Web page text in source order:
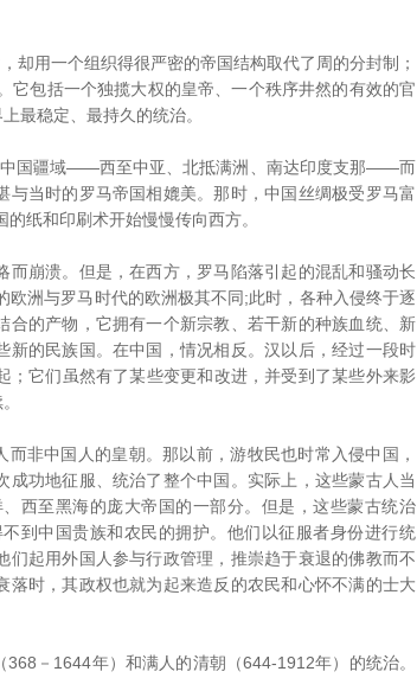
用一个组织得很严密的帝国结构取代了周的分封制；
包括一个独揽大权的皇帝、一个秩序井然的有效的官
最稳定、最持久的统治。
国疆域――西至中亚、北抵满洲、南达印度支那――而
当时的罗马帝国相媲美。那时，中国丝绸极受罗马富
纸和印刷术开始慢慢传向西方。
崩溃。但是，在西方，罗马陷落引起的混乱和骚动长
洲与罗马时代的欧洲极其不同;此时，各种入侵终于逐
的产物，它拥有一个新宗教、若干新的种族血统、新
的民族国。在中国，情况相反。汉以后，经过一段时
它们虽然有了某些变更和改进，并受到了某些外来影
中国人的皇朝。那以前，游牧民也时常入侵中国，
功地征服、统治了整个中国。实际上，这些蒙古人当
西至黑海的庞大帝国的一部分。但是，这些蒙古统治
到中国贵族和农民的拥护。他们以征服者身份进行统
起用外国人参与行政管理，推崇趋于衰退的佛教而不
时，其政权也就为起来造反的农民和心怀不满的士大
－1644年）和满人的清朝（644-1912年）的统治。